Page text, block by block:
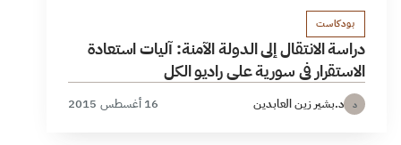
بودكاست
دراسة الانتقال إلى الدولة الآمنة: آليات استعادة
الاستقرار في سورية على راديو الكل
د د.بشير زين العابدين 16 أغسطس 2015